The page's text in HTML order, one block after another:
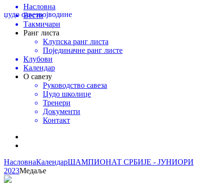
џудо савезвојводине
Насловна
Вести
Такмичари
Ранг листа
Клупска ранг листа
Појединачне ранг листе
Клубови
Календар
О савезу
Руководство савеза
Џудо школице
Тренери
Документи
Контакт
НасловнаКалендарШАМПИОНАТ СРБИЈЕ - ЈУНИОРИ
2023Медаље